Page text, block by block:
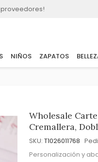
proveedores!
NIÑOS ZAPATOS
Wholesale
Cremallera,
SKU: T1026011768
Personalización y